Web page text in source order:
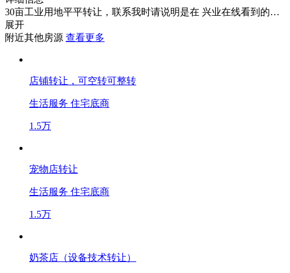
30亩工业用地平平转让，联系我时请说明是在 兴业在线看到的…
展开
附近其他房源 查看更多
店铺转让，可空转可整转
生活服务 住宅底商
1.5万
宠物店转让
生活服务 住宅底商
1.5万
奶茶店（设备技术转让）